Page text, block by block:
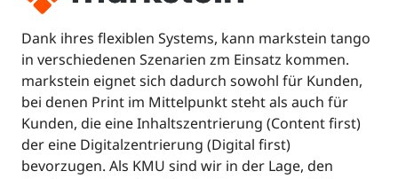
Dank ihres flexiblen Systems, kann markstein tango
in verschiedenen Szenarien zm Einsatz kommen.
markstein eignet sich dadurch sowohl für Kunden,
bei denen Print im Mittelpunkt steht als auch für
Kunden, die eine Inhaltszentrierung (Content first)
der eine Digitalzentrierung (Digital first)
bevorzugen. Als KMU sind wir in der Lage, den